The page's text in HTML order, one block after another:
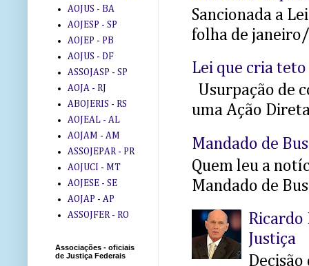
Sancionada a
folha de
Lei que cria
Usurpação de
uma Ação
Mandado de
Quem leu a
Mandado de
Ricardo
Justiça
Decisão
AOJUS - BA
AOJESP - SP
AOJEP - PB
AOJUS - DF
ASSOJASP - SP
AOJA - RJ
ABOJERIS - RS
AOJEAL - AL
AOJAM - AM
ASSOJEPAR - PR
AOJUCI - MT
AOJESE - SE
AOJAP - AP
ASSOJFER - RO
Associações - oficiais
de Justiça Federais